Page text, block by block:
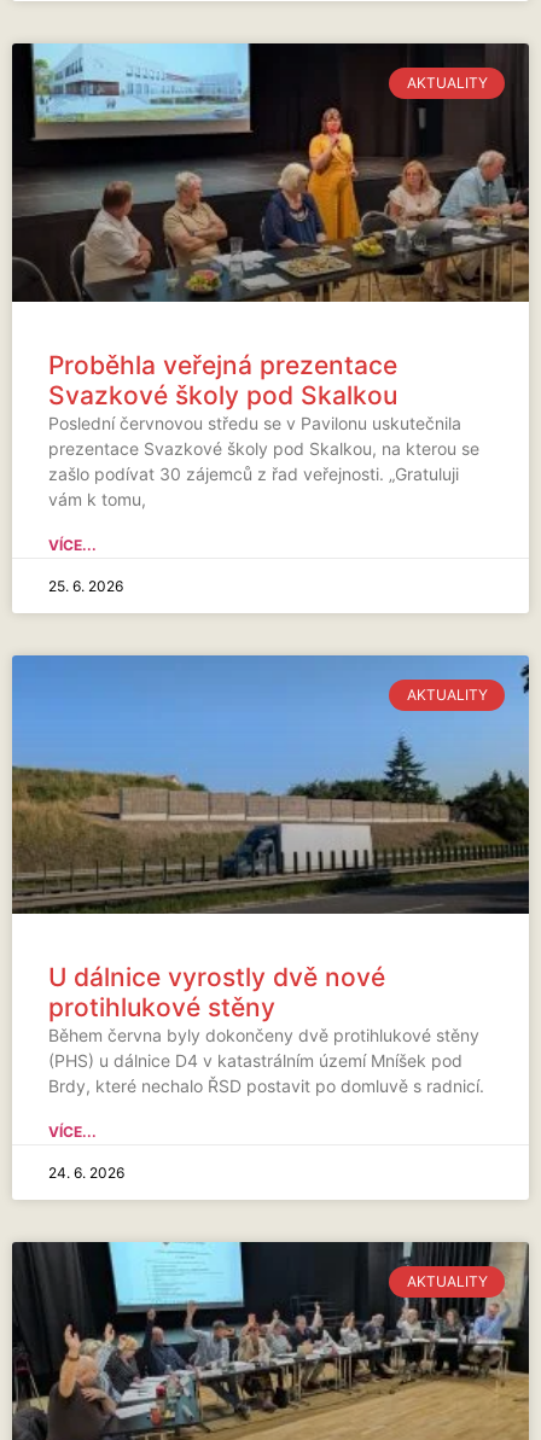
AKTUALITY
Proběhla veřejná prezentace
Svazkové školy pod Skalkou
Poslední červnovou středu se v Pavilonu uskutečnila
prezentace Svazkové školy pod Skalkou, na kterou se
zašlo podívat 30 zájemců z řad veřejnosti. „Gratuluji
vám k tomu,
VÍCE...
25. 6. 2026
AKTUALITY
U dálnice vyrostly dvě nové
protihlukové stěny
Během června byly dokončeny dvě protihlukové stěny
(PHS) u dálnice D4 v katastrálním území Mníšek pod
Brdy, které nechalo ŘSD postavit po domluvě s radnicí.
VÍCE...
24. 6. 2026
AKTUALITY